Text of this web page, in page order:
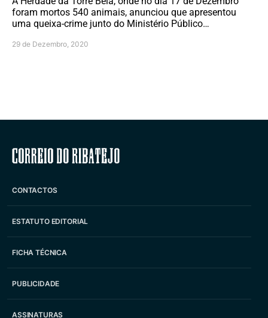
foram mortos 540 animais, anunciou que apresentou
uma queixa-crime junto do Ministério Público…
29 de Dezembro, 2020
Correio do Ribatejo
CONTACTOS
ESTATUTO EDITORIAL
FICHA TÉCNICA
PUBLICIDADE
ASSINATURAS